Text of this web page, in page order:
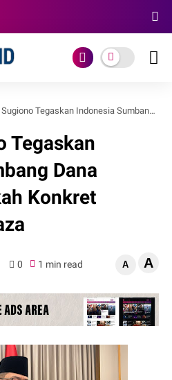
Tegaskan Indonesia Sumbang Dana sebagai Langkah Konkret Rehabilitasi Gaza
Tegaskan
Dana
Konkret
0 1 min read A A